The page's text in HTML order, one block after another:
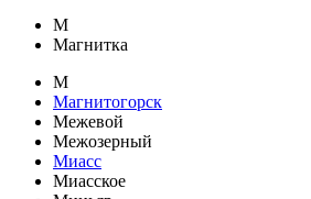
М
Магнитка
М
Магнитогорск
Межевой
Межозерный
Миасс
Миасское